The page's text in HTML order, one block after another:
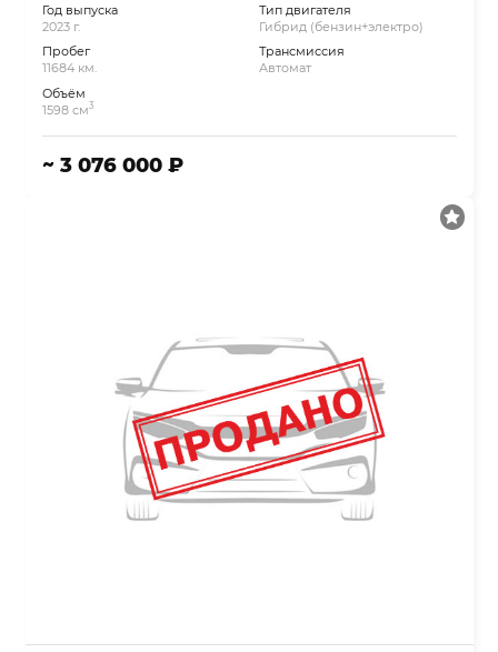
Год выпуска
2023 г.
Пробег
11684 км.
Объём
1598 см3
Тип двигателя
Гибрид (бензин+электро)
Трансмиссия
Автомат
~ 3 076 000 ₽